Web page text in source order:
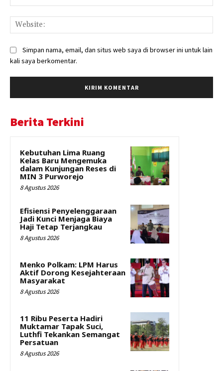
Simpan nama, email, dan situs web saya di browser ini untuk lain
kali saya berkomentar.
Berita Terkini
Kebutuhan Lima Ruang
Kelas Baru Mengemuka
dalam Kunjungan Reses di
MIN 3 Purworejo
8 Agustus 2026
Efisiensi Penyelenggaraan
Jadi Kunci Menjaga Biaya
Haji Tetap Terjangkau
8 Agustus 2026
Menko Polkam: LPM Harus
Aktif Dorong Kesejahteraan
Masyarakat
8 Agustus 2026
11 Ribu Peserta Hadiri
Muktamar Tapak Suci,
Luthfi Tekankan Semangat
Persatuan
8 Agustus 2026